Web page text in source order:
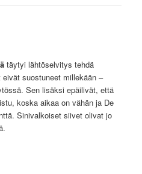
täytyi lähtöselvitys tehdä
suostuneet millekään –
Sen lisäksi epäilivät, että
koska aikaa on vähän ja De
Sinivalkoiset siivet olivat jo